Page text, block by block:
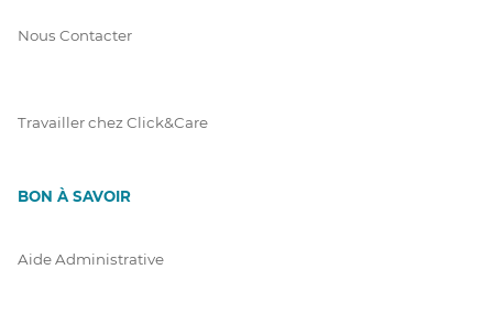
Nous Contacter
Travailler chez Click&Care
BON À SAVOIR
Aide Administrative